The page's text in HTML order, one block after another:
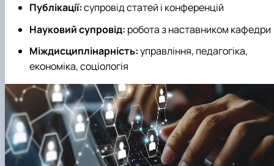
Публікації:супровід статей і конференцій
Науковий супровід: робота з наставником кафедри
Міждисциплінарність:управління, педагогіка,
економіка, соціологія